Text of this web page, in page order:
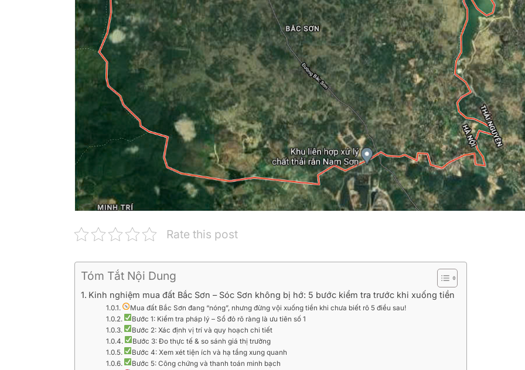
Rate this post
Tóm Tắt Nội Dung
Kinh nghiệm mua đất Bắc Sơn – Sóc Sơn không bị hớ: 5 bước kiểm tra trước khi xuống tiền
Mua đất Bắc Sơn đang “nóng”, nhưng đừng vội xuống tiền khi chưa biết rõ 5 điều sau!
Bước 1: Kiểm tra pháp lý – Sổ đỏ rõ ràng là ưu tiên số 1
Bước 2: Xác định vị trí và quy hoạch chi tiết
Bước 3: Đo thực tế & so sánh giá thị trường
Bước 4: Xem xét tiện ích và hạ tầng xung quanh
Bước 5: Công chứng và thanh toán minh bạch